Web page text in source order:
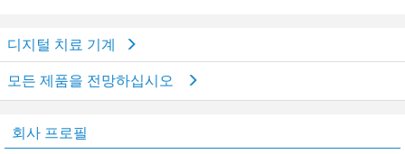
디지털 치료 기계
모든 제품을 전망하십시오
회사 프로필